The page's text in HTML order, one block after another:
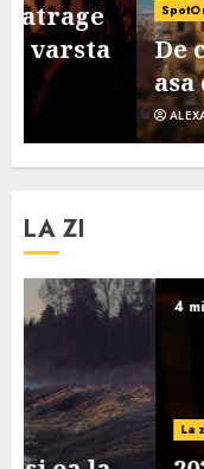
SpotOn Cluj
De ce Cluj-
asa de
ALEXANDRU S.
LA ZI
4 min read
La zi